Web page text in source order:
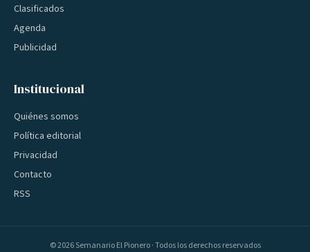
Clasificados
Agenda
Publicidad
Institucional
Quiénes somos
Política editorial
Privacidad
Contacto
RSS
©2026Semanario El Pionero · Todos los derechos reservados